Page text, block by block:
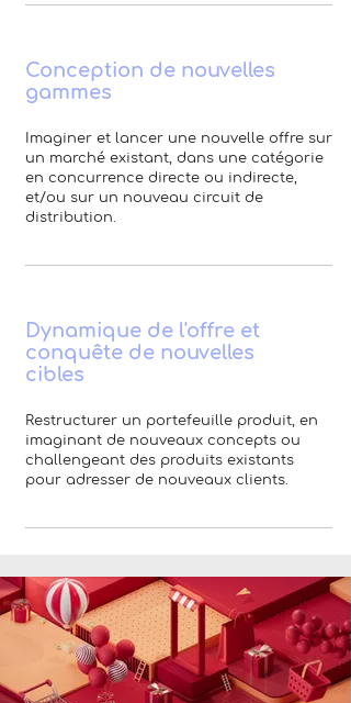
Conception de nouvelles
gammes
Imaginer et lancer une nouvelle offre sur
un marché existant, dans une catégorie
en concurrence directe ou indirecte,
et/ou sur un nouveau circuit de
distribution.
Dynamique de l'offre et
conquête de nouvelles
cibles
Restructurer un portefeuille produit, en
imaginant de nouveaux concepts ou
challengeant des produits existants
pour adresser de nouveaux clients.